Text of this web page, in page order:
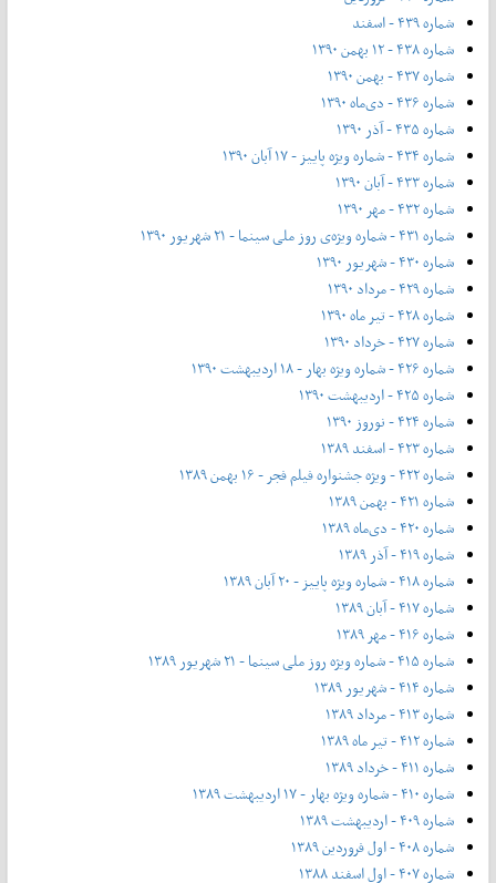
شماره ۴۳۹ - اسفند
شماره ۴۳۸ - ۱۲ بهمن ۱۳۹۰
شماره ۴۳۷ - بهمن ۱۳۹۰
شماره ۴۳۶ - دی‌ماه ۱۳۹۰
شماره ۴۳۵ - آذر ۱۳۹۰
شماره ۴۳۴ - شماره ویژه پاییز - ۱۷ آبان ۱۳۹۰
شماره ۴۳۳ - آبان ۱۳۹۰
شماره ۴۳۲ - مهر ۱۳۹۰
شماره ۴۳۱ - شماره ویژه‌ی روز ملی سینما - ۲۱ شهریور ۱۳۹۰
شماره ۴۳۰ - شهریور ۱۳۹۰
شماره ۴۲۹ - مرداد ۱۳۹۰
شماره ۴۲۸ - تیر ماه ۱۳۹۰
شماره ۴۲۷ - خرداد ۱۳۹۰
شماره ۴۲۶ - شماره ویژه بهار - ۱۸ اردیبهشت ۱۳۹۰
شماره ۴۲۵ - اردیبهشت ۱۳۹۰
شماره ۴۲۴ - نوروز ۱۳۹۰
شماره ۴۲۳ - اسفند ۱۳۸۹
شماره ۴۲۲ - ویژه جشنواره فیلم فجر - ۱۶ بهمن ۱۳۸۹
شماره ۴۲۱ - بهمن ۱۳۸۹
شماره ۴۲۰ - دی‌ماه ۱۳۸۹
شماره ۴۱۹ - آذر ۱۳۸۹
شماره ۴۱۸ - شماره ویژه پاییز - ۲۰ آبان ۱۳۸۹
شماره ۴۱۷ - آبان ۱۳۸۹
شماره ۴۱۶ - مهر ۱۳۸۹
شماره ۴۱۵ - شماره ویژه روز ملی سینما - ۲۱ شهریور ۱۳۸۹
شماره ۴۱۴ - شهریور ۱۳۸۹
شماره ۴۱۳ - مرداد ۱۳۸۹
شماره ۴۱۲ - تیر ماه ۱۳۸۹
شماره ۴۱۱ - خرداد ۱۳۸۹
شماره ۴۱۰ - شماره ویژه بهار - ۱۷ اردیبهشت ۱۳۸۹
شماره ۴۰۹ - اردیبهشت ۱۳۸۹
شماره ۴۰۸ - اول فروردین ۱۳۸۹
شماره ۴۰۷ - اول اسفند ۱۳۸۸